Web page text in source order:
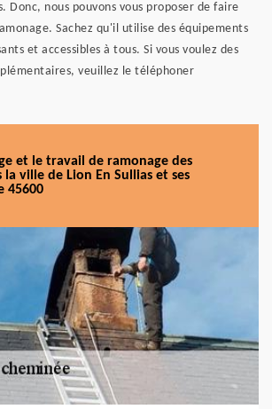
Donc, nous pouvons vous proposer de faire
Sachez qu'il utilise des équipements
et accessibles à tous. Si vous voulez des
veuillez le téléphoner
et le travail de ramonage des
la ville de Lion En Sullias et ses
45600